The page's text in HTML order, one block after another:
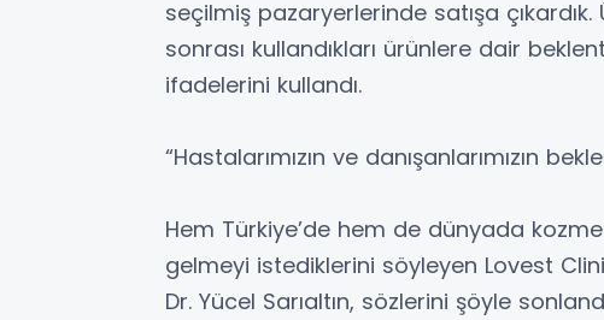
seçilmiş pazaryerlerinde satışa
sonrası kullandıkları ürünlere dair
ifadelerini kullandı.
“Hastalarımızın ve danışanlarımızın
Hem Türkiye’de hem de dünyada
gelmeyi istediklerini söyleyen Lovest
Dr. Yücel Sarıaltın, sözlerini şöyle